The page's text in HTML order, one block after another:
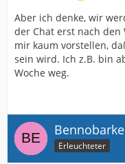
Aber ich denke, wir
der Chat erst nach den
mir kaum vorstellen,
sein wird. Ich z.B. bin
Woche weg.
Erleuchteter